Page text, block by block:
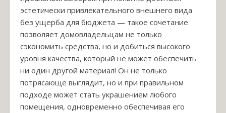
эстетически привлекательного внешнего вида
без ущерба для бюджета — такое сочетание
позволяет домовладельцам не только
сэкономить средства, но и добиться высокого
уровня качества, который не может обеспечить
ни один другой материал! Он не только
потрясающе выглядит, но и при правильном
подходе может стать украшением любого
помещения, одновременно обеспечивая его